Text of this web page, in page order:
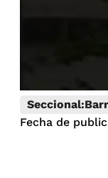
Seccional:
Fecha de